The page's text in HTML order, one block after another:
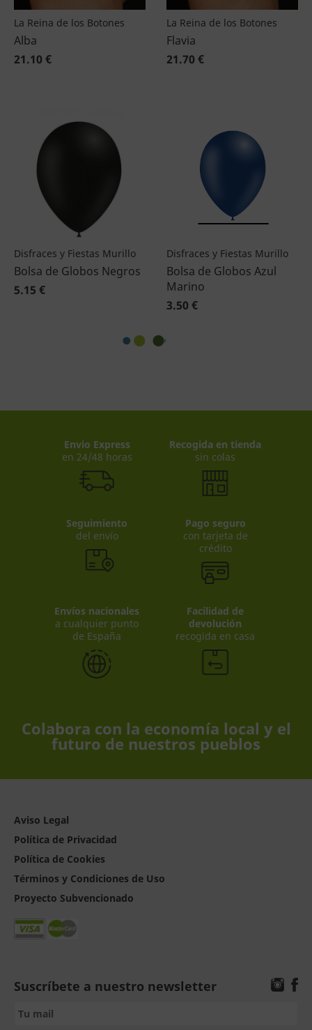
La Reina de los Botones
Alba
21.10 €
La Reina de los Botones
Flavia
21.70 €
Disfraces y Fiestas Murillo
Bolsa de Globos Negros
5.15 €
Disfraces y Fiestas Murillo
Bolsa de Globos Azul
Marino
3.50 €
Envio Express
en 24/48 horas
Recogida en tienda
sin colas
Seguimiento
del envío
Pago seguro
con tarjeta de
crédito
Envíos nacionales
a cualquier punto
de España
Facilidad de
devolución
recogida en casa
Colabora con la economía local y el
futuro de nuestros pueblos
Aviso Legal
Política de Privacidad
Política de Cookies
Términos y Condiciones de Uso
Proyecto Subvencionado
Suscríbete a nuestro newsletter